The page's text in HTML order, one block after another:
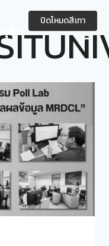
สิต
ปิดโหมดสีเทา